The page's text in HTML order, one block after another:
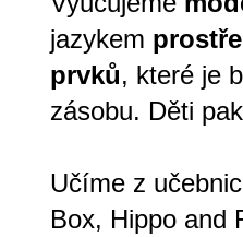
jazykem
prvků, které je
zásobu. Děti
Učíme z
Box, Hippo and